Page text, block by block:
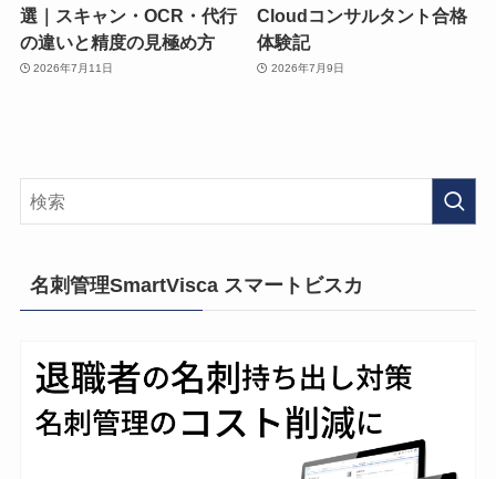
選｜スキャン・OCR・代行
の違いと精度の見極め方
2026年7月11日
Cloudコンサルタント合格
体験記
2026年7月9日
名刺管理SmartVisca スマートビスカ